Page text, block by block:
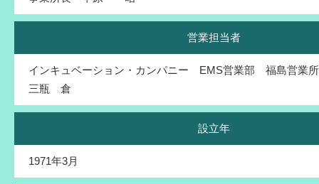
営業担当者
インキュベーション・カンパニー EMS営業部 福島営業
三瓶 倉
設立年
1971年3月